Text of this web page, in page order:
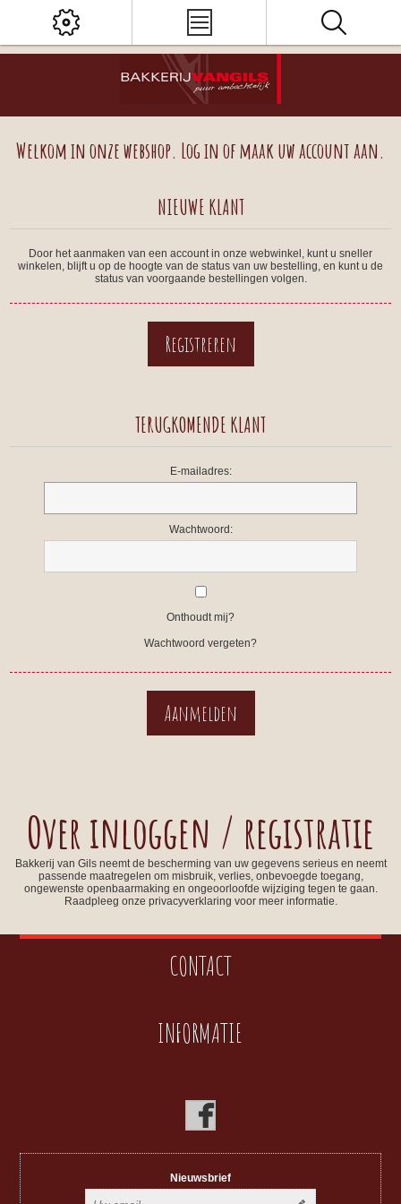
Welkom in onze webshop. Log in of maak uw account aan.
NIEUWE KLANT
Door het aanmaken van een account in onze webwinkel, kunt u sneller
winkelen, blijft u op de hoogte van de status van uw bestelling, en kunt u de
status van voorgaande bestellingen volgen.
TERUGKOMENDE KLANT
E-mailadres:
Wachtwoord:
Onthoudt mij?
Wachtwoord vergeten?
Over inloggen / registratie
Bakkerij van Gils neemt de bescherming van uw gegevens serieus en neemt
passende maatregelen om misbruik, verlies, onbevoegde toegang,
ongewenste openbaarmaking en ongeoorloofde wijziging tegen te gaan.
Raadpleeg onze privacyverklaring voor meer informatie.
CONTACT
INFORMATIE
Nieuwsbrief